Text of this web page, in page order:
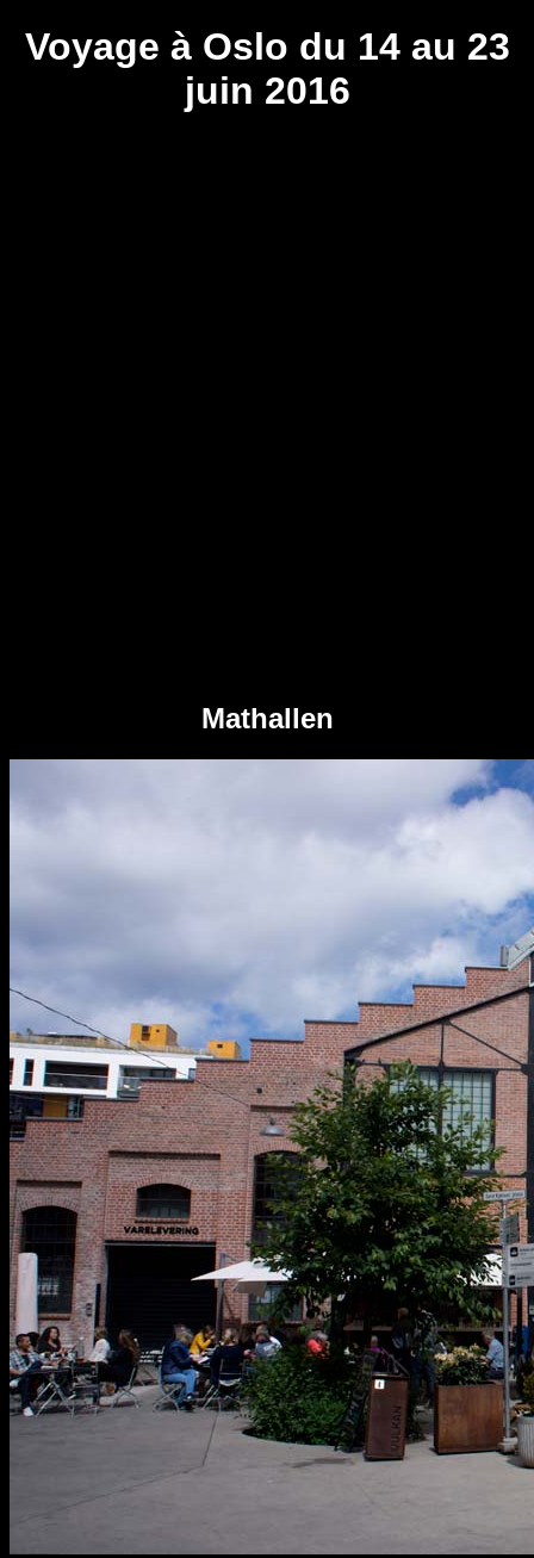
Voyage à Oslo du 14 au 23
juin 2016
Mathallen